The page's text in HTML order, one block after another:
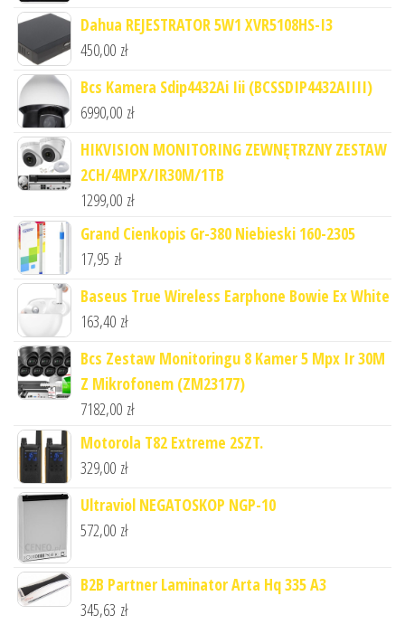
Dahua REJESTRATOR 5W1 XVR5108HS-I3
450,00 zł
Bcs Kamera Sdip4432Ai Iii (BCSSDIP4432AIIII)
6990,00 zł
HIKVISION MONITORING ZEWNĘTRZNY ZESTAW
2CH/4MPX/IR30M/1TB
1299,00 zł
Grand Cienkopis Gr-380 Niebieski 160-2305
17,95 zł
Baseus True Wireless Earphone Bowie Ex White
163,40 zł
Bcs Zestaw Monitoringu 8 Kamer 5 Mpx Ir 30M
Z Mikrofonem (ZM23177)
7182,00 zł
Motorola T82 Extreme 2SZT.
329,00 zł
Ultraviol NEGATOSKOP NGP-10
572,00 zł
B2B Partner Laminator Arta Hq 335 A3
345,63 zł